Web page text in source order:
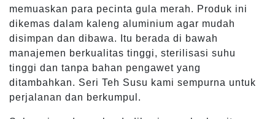
memuaskan para pecinta gula merah. Produk ini
dikemas dalam kaleng aluminium agar mudah
disimpan dan dibawa. Itu berada di bawah
manajemen berkualitas tinggi, sterilisasi suhu
tinggi dan tanpa bahan pengawet yang
ditambahkan. Seri Teh Susu kami sempurna untuk
perjalanan dan berkumpul.